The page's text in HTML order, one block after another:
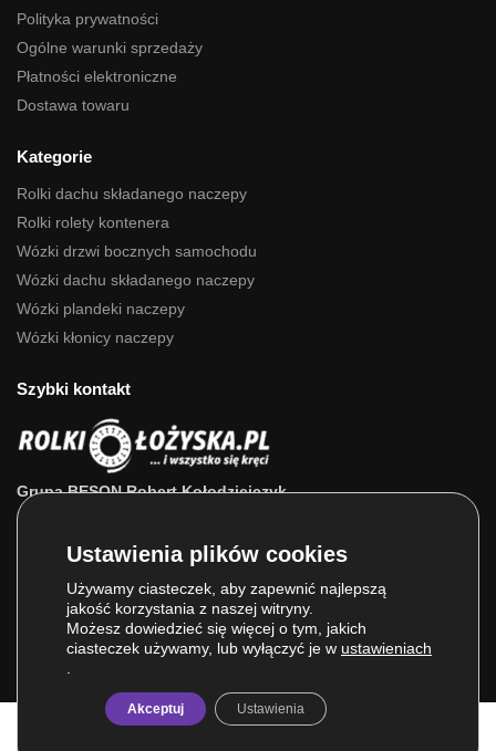
Polityka prywatności
Ogólne warunki sprzedaży
Płatności elektroniczne
Dostawa towaru
Kategorie
Rolki dachu składanego naczepy
Rolki rolety kontenera
Wózki drzwi bocznych samochodu
Wózki dachu składanego naczepy
Wózki plandeki naczepy
Wózki kłonicy naczepy
Szybki kontakt
Grupa BESON Robert Kołodziejczyk
ul. Powstańców Wlkp. 63a
E-mail:sklep@rolkilozyska.pl
Używamy ciasteczek, aby zapewnić najlepszą
jakość korzystania z naszej witryny.
Możesz dowiedzieć się więcej o tym, jakich
ciasteczek używamy, lub wyłączyć je w ustawieniach
Akceptuj Ustawienia